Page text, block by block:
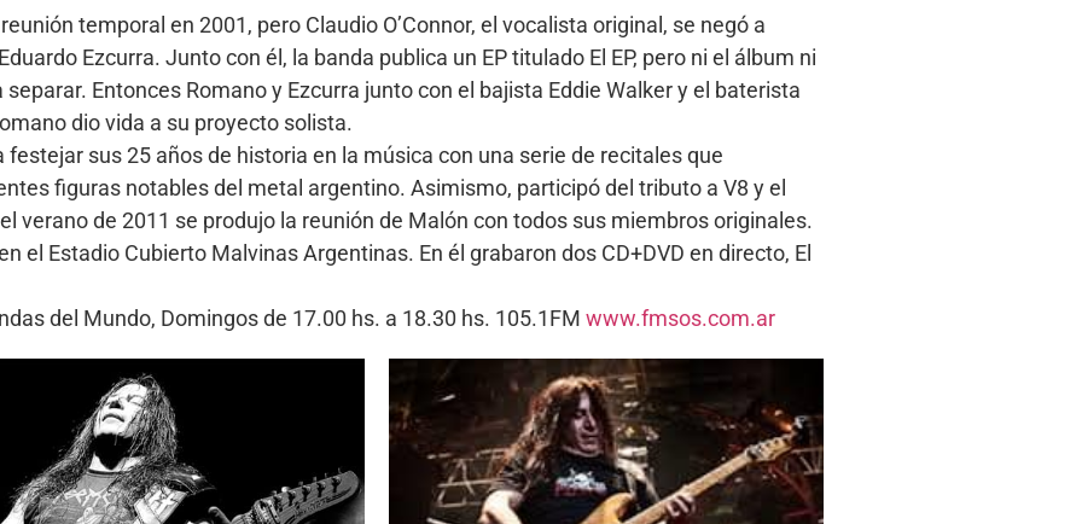
temporal en 2001, pero Claudio O’Connor, el vocalista original, se negó a
Ezcurra. Junto con él, la banda publica un EP titulado El EP, pero ni el álbum ni
Entonces Romano y Ezcurra junto con el bajista Eddie Walker y el baterista
dio vida a su proyecto solista.
sus 25 años de historia en la música con una serie de recitales que
figuras notables del metal argentino. Asimismo, participó del tributo a V8 y el
verano de 2011 se produjo la reunión de Malón con todos sus miembros originales.
el Estadio Cubierto Malvinas Argentinas. En él grabaron dos CD+DVD en directo, El
del Mundo, Domingos de 17.00 hs. a 18.30 hs. 105.1FM www.fmsos.com.ar